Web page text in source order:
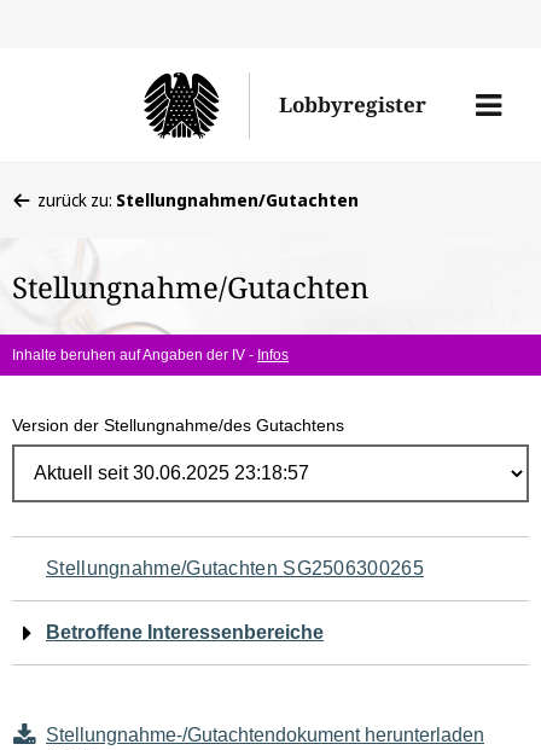
Lobbyregister
Menü
befinden
hier:
zurück zu: Stellungnahmen/Gutachten
Stellungnahme/Gutachten
Inhalte beruhen auf Angaben der IV - Infos
Version der Stellungnahme/des Gutachtens
Navigation
für
den
Seiteninhalt
Stellungnahme/Gutachten SG2506300265
Betroffene Interessenbereiche
Stellungnahme-/Gutachtendokument herunterladen